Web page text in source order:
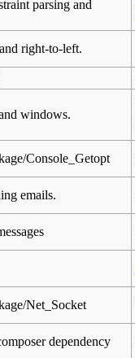
parsing and
right-to-left.
windows.
Console_Getopt
emails.
Net_Socket
dependency